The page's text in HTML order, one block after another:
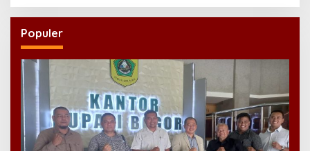
Populer